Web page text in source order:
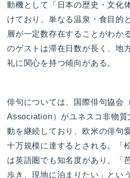
動機として「日本の歴史・文化
けており、単なる温泉・食目的
層が一定数存在することがわか
のゲストは滞在日数が長く、地
礼に関心を持つ傾向がある。
俳句については、国際俳句協会
Association）がユネスコ非物質
動を継続しており、欧米の俳句
十万規模に達するとされる。「
は英語圏でも知名度があり、「
歩き、現地に泊まりたい」とい